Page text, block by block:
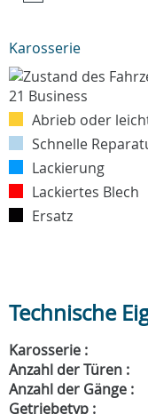
Karosserie
Abrieb oder
Schnelle
Lackierung
Lackiertes Blech
Ersatz
Technische
Karosserie :
Anzahl der Türen :
Anzahl der Gänge :
Getriebetyp :